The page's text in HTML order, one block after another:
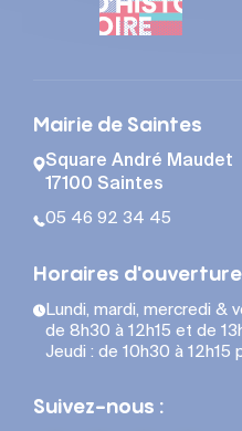
Mairie de Saintes
Square André Maudet
17100 Saintes
05 46 92 34 45
Horaires d'ouverture
Lundi, mardi, mercredi &
de 8h30 à 12h15 et de
Jeudi : de 10h30 à 12h15
Suivez-nous :